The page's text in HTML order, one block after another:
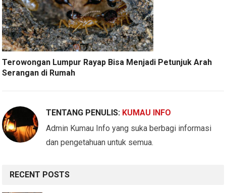
Terowongan Lumpur Rayap Bisa Menjadi Petunjuk Arah
Serangan di Rumah
TENTANG PENULIS: KUMAU INFO
Admin Kumau Info yang suka berbagi informasi
dan pengetahuan untuk semua.
RECENT POSTS